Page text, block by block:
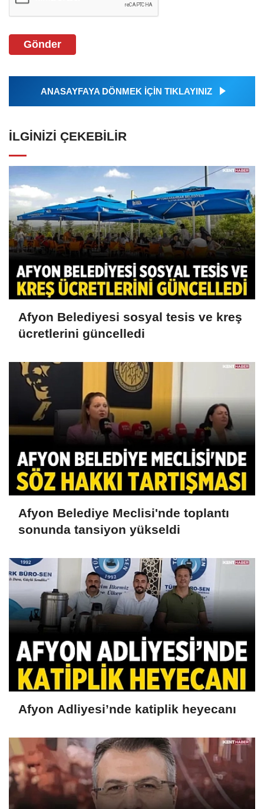
Gönder
ANASAYFAYA DÖNMEK İÇİN TIKLAYINIZ
İLGINIZI ÇEKEBILIR
Afyon Belediyesi sosyal tesis ve kreş
ücretlerini güncelledi
Afyon Belediye Meclisi'nde toplantı
sonunda tansiyon yükseldi
Afyon Adliyesi’nde katiplik heyecanı